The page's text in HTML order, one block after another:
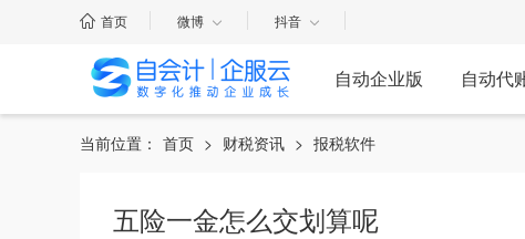
首页 微博 抖音
自动企业版 自动代
当前位置： 首页 > 财税资讯 > 报税软件
五险一金怎么交划算呢